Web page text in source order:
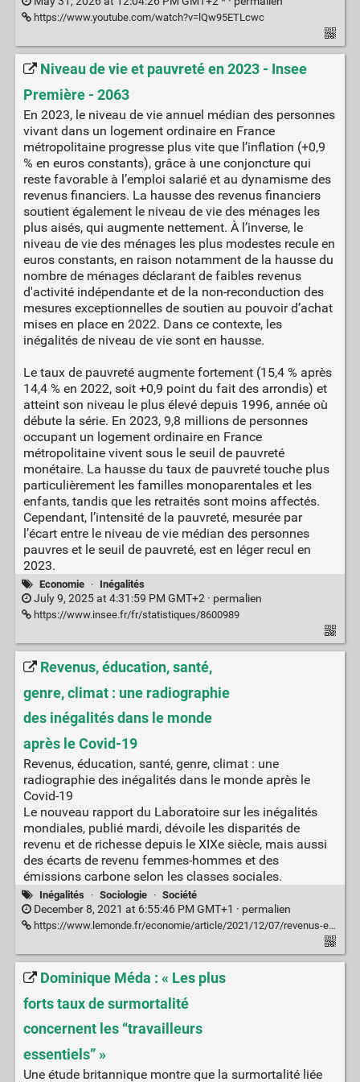
https://www.youtube.com/watch?v=lQw95ETLcwc
Niveau de vie et pauvreté en 2023 - Insee
Première - 2063
En 2023, le niveau de vie annuel médian des personnes
vivant dans un logement ordinaire en France
métropolitaine progresse plus vite que l’inflation (+0,9
% en euros constants), grâce à une conjoncture qui
reste favorable à l’emploi salarié et au dynamisme des
revenus financiers. La hausse des revenus financiers
soutient également le niveau de vie des ménages les
plus aisés, qui augmente nettement. À l’inverse, le
niveau de vie des ménages les plus modestes recule en
euros constants, en raison notamment de la hausse du
nombre de ménages déclarant de faibles revenus
d'activité indépendante et de la non-reconduction des
mesures exceptionnelles de soutien au pouvoir d’achat
mises en place en 2022. Dans ce contexte, les
inégalités de niveau de vie sont en hausse.
Le taux de pauvreté augmente fortement (15,4 % après
14,4 % en 2022, soit +0,9 point du fait des arrondis) et
atteint son niveau le plus élevé depuis 1996, année où
débute la série. En 2023, 9,8 millions de personnes
occupant un logement ordinaire en France
métropolitaine vivent sous le seuil de pauvreté
monétaire. La hausse du taux de pauvreté touche plus
particulièrement les familles monoparentales et les
enfants, tandis que les retraités sont moins affectés.
Cependant, l’intensité de la pauvreté, mesurée par
l’écart entre le niveau de vie médian des personnes
pauvres et le seuil de pauvreté, est en léger recul en
2023.
Economie · Inégalités
July 9, 2025 at 4:31:59 PM GMT+2 · permalien
https://www.insee.fr/fr/statistiques/8600989
Revenus, éducation, santé,
genre, climat : une radiographie
des inégalités dans le monde
après le Covid-19
Revenus, éducation, santé, genre, climat : une
radiographie des inégalités dans le monde après le
Covid-19
Le nouveau rapport du Laboratoire sur les inégalités
mondiales, publié mardi, dévoile les disparités de
revenu et de richesse depuis le XIXe siècle, mais aussi
des écarts de revenu femmes-hommes et des
émissions carbone selon les classes sociales.
Inégalités · Sociologie · Société
December 8, 2021 at 6:55:46 PM GMT+1 · permalien
https://www.lemonde.fr/economie/article/2021/12/07/revenus-education-sante-genre-climat-la-pandemie-de-covid-19-a-exacerbe-un-peu-plus-encore-les-inegalites-mondiales_6104984_3234.html
Dominique Méda : « Les plus
forts taux de surmortalité
concernent les “travailleurs
essentiels” »
Une étude britannique montre que la surmortalité liée